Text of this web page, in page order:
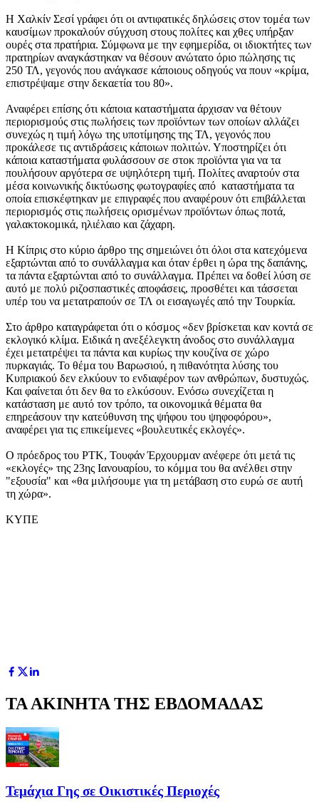
Η Χαλκίν Σεσί γράφει ότι οι αντιφατικές δηλώσεις στον τομέα των
καυσίμων προκαλούν σύγχυση στους πολίτες και χθες υπήρξαν
ουρές στα πρατήρια. Σύμφωνα με την εφημερίδα, οι ιδιοκτήτες των
πρατηρίων αναγκάστηκαν να θέσουν ανώτατο όριο πώλησης τις
250 ΤΛ, γεγονός που ανάγκασε κάποιους οδηγούς να πουν «κρίμα,
επιστρέψαμε στην δεκαετία του 80».
Αναφέρει επίσης ότι κάποια καταστήματα άρχισαν να θέτουν
περιορισμούς στις πωλήσεις των προϊόντων των οποίων αλλάζει
συνεχώς η τιμή λόγω της υποτίμησης της ΤΛ, γεγονός που
προκάλεσε τις αντιδράσεις κάποιων πολιτών. Υποστηρίζει ότι
κάποια καταστήματα φυλάσσουν σε στοκ προϊόντα για να τα
πουλήσουν αργότερα σε υψηλότερη τιμή. Πολίτες αναρτούν στα
μέσα κοινωνικής δικτύωσης φωτογραφίες από καταστήματα τα
οποία επισκέφτηκαν με επιγραφές που αναφέρουν ότι επιβάλλεται
περιορισμός στις πωλήσεις ορισμένων προϊόντων όπως ποτά,
γαλακτοκομικά, ηλιέλαιο και ζάχαρη.
Η Κίπρις στο κύριο άρθρο της σημειώνει ότι όλοι στα κατεχόμενα
εξαρτώνται από το συνάλλαγμα και όταν έρθει η ώρα της δαπάνης,
τα πάντα εξαρτώνται από το συνάλλαγμα. Πρέπει να δοθεί λύση σε
αυτό με πολύ ριζοσπαστικές αποφάσεις, προσθέτει και τάσσεται
υπέρ του να μετατραπούν σε ΤΛ οι εισαγωγές από την Τουρκία.
Στο άρθρο καταγράφεται ότι ο κόσμος «δεν βρίσκεται καν κοντά σε
εκλογικό κλίμα. Ειδικά η ανεξέλεγκτη άνοδος στο συνάλλαγμα
έχει μετατρέψει τα πάντα και κυρίως την κουζίνα σε χώρο
πυρκαγιάς. Το θέμα του Βαρωσιού, η πιθανότητα λύσης του
Κυπριακού δεν ελκύουν το ενδιαφέρον των ανθρώπων, δυστυχώς.
Και φαίνεται ότι δεν θα το ελκύσουν. Ενόσω συνεχίζεται η
κατάσταση με αυτό τον τρόπο, τα οικονομικά θέματα θα
επηρεάσουν την κατεύθυνση της ψήφου του ψηφοφόρου»,
αναφέρει για τις επικείμενες «βουλευτικές εκλογές».
Ο πρόεδρος του ΡΤΚ, Τουφάν Έρχουρμαν ανέφερε ότι μετά τις
«εκλογές» της 23ης Ιανουαρίου, το κόμμα του θα ανέλθει στην
"εξουσία" και «θα μιλήσουμε για τη μετάβαση στο ευρώ σε αυτή
τη χώρα».
ΚΥΠΕ
ΤΑ ΑΚΙΝΗΤΑ ΤΗΣ ΕΒΔΟΜΑΔΑΣ
Τεμάχια Γης σε Οικιστικές Περιοχές